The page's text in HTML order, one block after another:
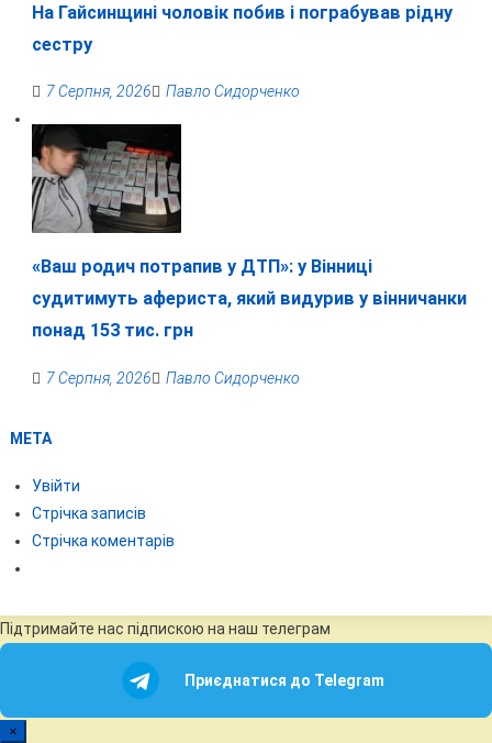
На Гайсинщині чоловік побив і пограбував рідну
сестру
7 Серпня, 2026 Павло Сидорченко
«Ваш родич потрапив у ДТП»: у Вінниці
судитимуть афериста, який видурив у вінничанки
понад 153 тис. грн
7 Серпня, 2026 Павло Сидорченко
МЕТА
Увійти
Стрічка записів
Стрічка коментарів
Підтримайте нас підпискою на наш телеграм
Приєднатися до Telegram
×